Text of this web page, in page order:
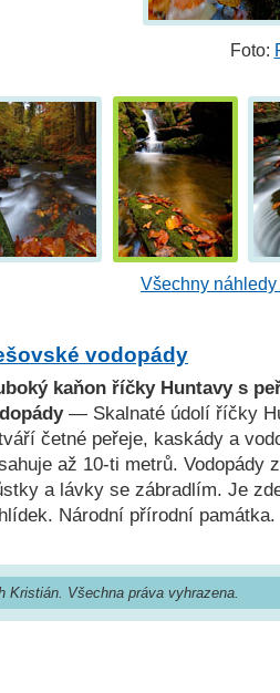
Foto:
Všechny
vodopády
kaňon říčky Huntavy s
— Skalnaté údolí říčky
četné peřeje, kaskády a
až 10-ti metrů. Vodopády
a lávky se zábradlím. Je
Národní přírodní památka.
Kristián. Všechna práva vyhrazena.